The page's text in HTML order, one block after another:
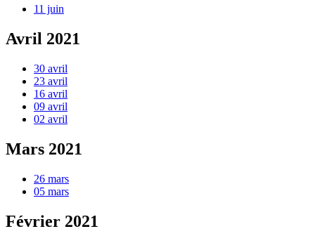
11 juin
Avril 2021
30 avril
23 avril
16 avril
09 avril
02 avril
Mars 2021
26 mars
05 mars
Février 2021